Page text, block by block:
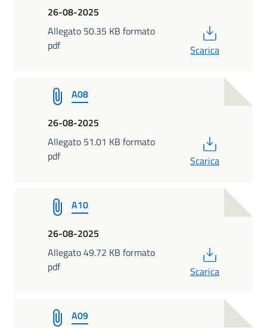
26-08-2025
Allegato 50.35 KB formato
pdf
Scarica
A08
26-08-2025
Allegato 51.01 KB formato
pdf
Scarica
A10
26-08-2025
Allegato 49.72 KB formato
pdf
Scarica
A09